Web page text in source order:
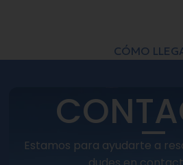
CÓMO
Estamos para ayudarte a